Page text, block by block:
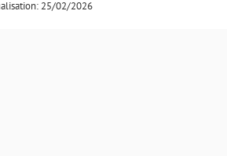
25/02/2026